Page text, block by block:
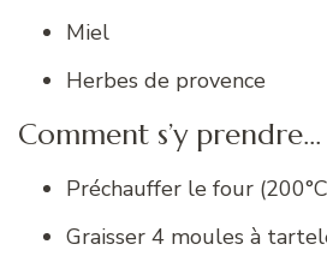
Miel
Herbes de provence
Comment s’y prendre…
Préchauffer le four
Graisser 4 moules à